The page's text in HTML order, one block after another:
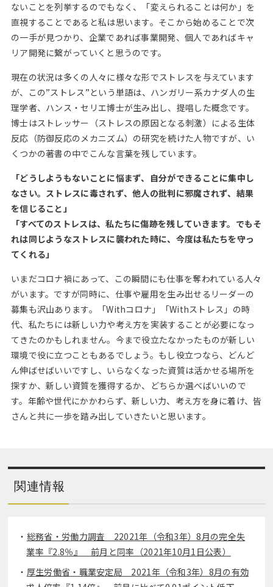
ないことを列挙するのでもなく、「変えられることは何か」を
直視することであると私は思います。そこから始めることで次
の一手が見つかり、企業であれば事業開発、個人であればキャ
リア開発に繋がっていくと思うのです。
現在の状況は多くの人々に様々な形でストレスを与えています
が、この”ストレス”という単語は、ハンガリー系カナダ人の生
理学者、ハンス・セリエ博士が生み出し、提唱した概念です。
博士はストレッサー（ストレスの原因となる刺激）による生体
反応（防御反応のメカニズム）の研究を続けた人物ですが、い
くつかの著書の中でこんな言葉を残しています。
「どうしようもないことに悩まず、自分ができることに集中し
なさい。ストレスに毒されず、他人の批判に邪魔されず、結果
を信じること」
「すべてのストレスは、私たちに傷跡を残していきます。でもそ
れは同じようなストレスに襲われた時に、今度は私たちを守っ
てくれる」
いまだコロナ禍にあって、この瞬間にも仕事を奪われている人々
がいます。ですが同時に、仕事や雇用を生み出せるリーダーの
募集も沢山あります。「Withコロナ」「Withストレス」の時
代、私たちには新しい力や考え方を実装することが必要になっ
てきたのかもしれません。今まで役立たなかったものが新しい
環境で役に立つこともあるでしょう。もし役立つなら、どんど
ん伸ばせばいいですし、いらなくなった資質は活かせる場所を
探すか、新しい資質を獲得するか、どちらか選べばいいので
す。年齢や世代にかかわらず、新しい力、考え方を身に着け、皆
さんと共に一歩を踏み出していきたいと思います。
関連情報
総務省・労働力調査 22021年（令和3年）8月の完全失
業率『2.8％』 前月と同率（2021年10月1日公表）
厚生労働省・職業安定局 2021年（令和3年）8月の有効